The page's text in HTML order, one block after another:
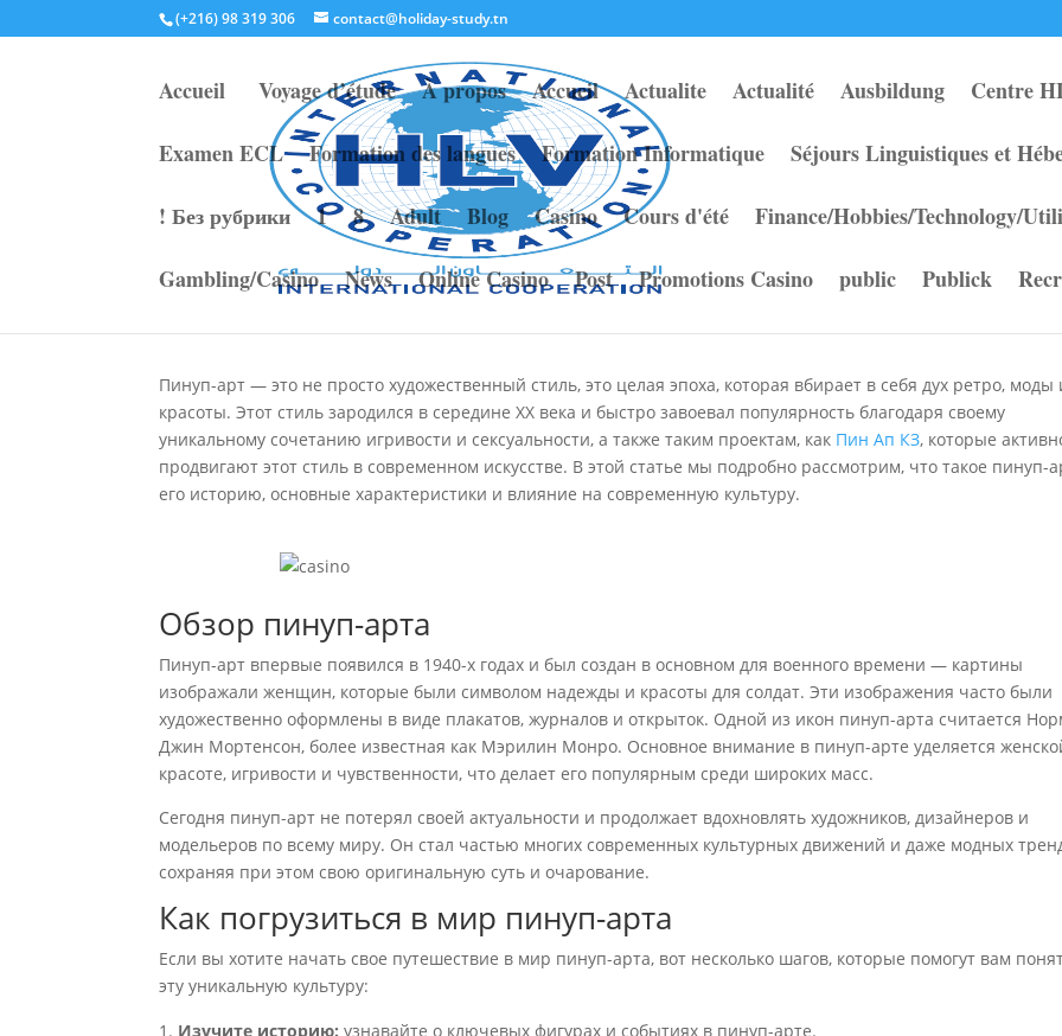
(+216) 98 319 306 contact@holiday-study.tn
Accueil Voyage d’étude À propos Accueil Actualite Actualité Ausbildung Centre
Examen ECL Formation des langues Formation Informatique Séjours Linguistiques et
! Без рубрики 1 8 Adult Blog Casino Cours d'été Finance/Hobbies/Technology/
Gambling/Casino News Online Casino Post Promotions Casino public Publick
Pinup-арт: откройте для себя удивительный мир
ретро-красоты и моды
admin8547|Mai 28, 2026 |public| 0 commentaires
Пинуп-арт — это не просто художественный стиль, это целая эпоха, которая вбирает в себя дух ретро, моды
красоты. Этот стиль зародился в середине XX века и быстро завоевал популярность благодаря своему
уникальному сочетанию игривости и сексуальности, а также таким проектам, как Пин Ап КЗ, которые
продвигают этот стиль в современном искусстве. В этой статье мы подробно рассмотрим, что такое пинуп-
его историю, основные характеристики и влияние на современную культуру.
Обзор пинуп-арта
Пинуп-арт впервые появился в 1940-х годах и был создан в основном для военного времени — картины
изображали женщин, которые были символом надежды и красоты для солдат. Эти изображения часто были
художественно оформлены в виде плакатов, журналов и открыток. Одной из икон пинуп-арта считается
Джин Мортенсон, более известная как Мэрилин Монро. Основное внимание в пинуп-арте уделяется
красоте, игривости и чувственности, что делает его популярным среди широких масс.
Сегодня пинуп-арт не потерял своей актуальности и продолжает вдохновлять художников, дизайнеров и
модельеров по всему миру. Он стал частью многих современных культурных движений и даже модных
сохраняя при этом свою оригинальную суть и очарование.
Как погрузиться в мир пинуп-арта
Если вы хотите начать свое путешествие в мир пинуп-арта, вот несколько шагов, которые помогут вам
эту уникальную культуру:
Изучите историю: узнавайте о ключевых фигурах и событиях в пинуп-арте.